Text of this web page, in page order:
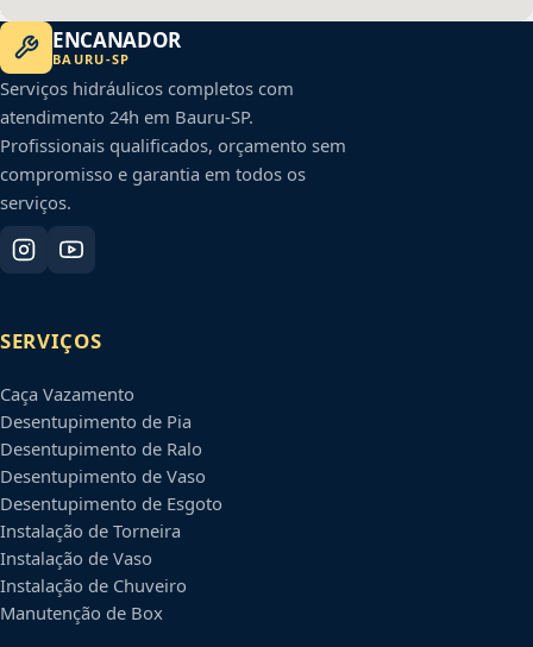
ENCANADOR
BAURU-SP
Serviços hidráulicos completos com
atendimento 24h em Bauru-SP.
Profissionais qualificados, orçamento sem
compromisso e garantia em todos os
serviços.
SERVIÇOS
Caça Vazamento
Desentupimento de Pia
Desentupimento de Ralo
Desentupimento de Vaso
Desentupimento de Esgoto
Instalação de Torneira
Instalação de Vaso
Instalação de Chuveiro
Manutenção de Box